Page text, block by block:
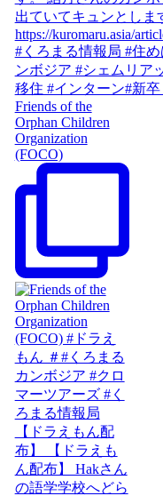
Friends of the
Orphan Children
Organization
(FOCO)
【ドラえもん配
布】 【ドラえも
ん配布】 Hakさん
の語学学校へどら